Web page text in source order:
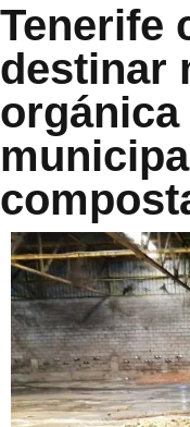
Tenerife
destinar